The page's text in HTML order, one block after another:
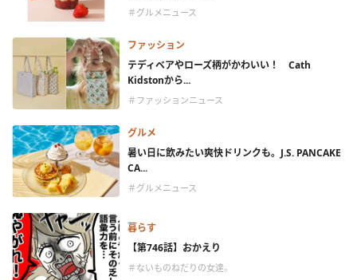
＃グルメニュース
ファッション
テディベアやローズ柄がかわいい！ Cath
Kidstonから...
＃ファッションニュース
グルメ
暑い日に飲みたい爽快ドリンクも。J.S. PANCAKE
CA...
＃グルメニュース
暮らす
【第746話】おかえり
＃ないものねだりの女達。